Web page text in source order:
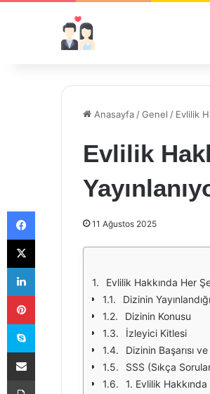
Anasayfa /Genel / Evlilik
Evlilik
11 Ağustos 2025
Evlilik Hakkında Her
Dizinin
Dizinin Konusu
İzleyici Kitlesi
Dizinin Başarısı
SSS (Sıkça
1. Evlilik
Facebook
X
LinkedIn
Pinterest
Skype
E-Posta ile paylaş